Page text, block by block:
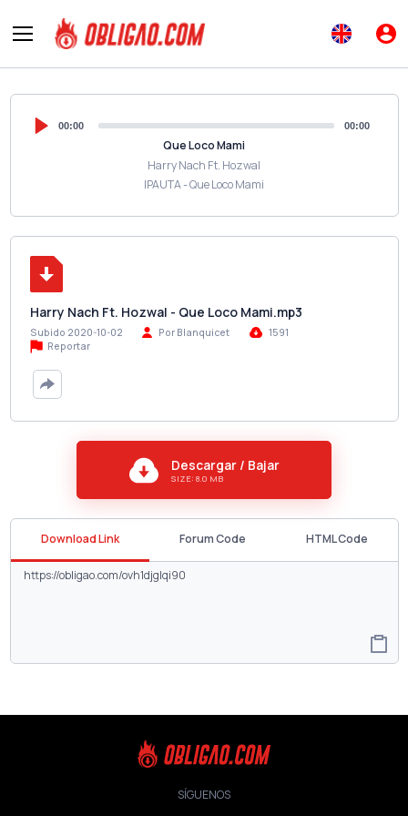
00:00 00:00
Que Loco Mami
Harry Nach Ft. Hozwal
IPAUTA - Que Loco Mami
Harry Nach Ft. Hozwal - Que Loco Mami.mp3
Subido 2020-10-02 Por Blanquicet
1591
Reportar
Descargar / Bajar
SIZE: 8.0 MB
Download Link Forum Code HTML Code
SÍGUENOS